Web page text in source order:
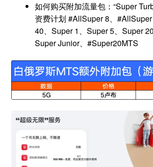
如何购买附加流量包：“Super
资费计划 #AllSuper 8、
40、Super 1、Super 5、Super 20
Super Junior、#Super20MTS